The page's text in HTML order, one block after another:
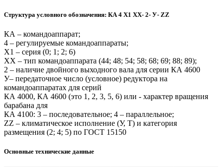
Структура условного обозначения: КА 4 Х1 ХХ- 2- У- ZZ
КА – командоаппарат;
4 – регулируемые командоаппараты;
Х1 – серия (0; 1; 2; 6)
ХХ – тип командоаппарата (44; 48; 54; 58; 68; 69; 88; 89);
2 – наличие двойного выходного вала для серии КА 4600
У– передаточное число (условное) редуктора на
командоаппаратах для серий
КА 4000, КА 4600 (это 1, 2, 3, 5, 6) или - характер вращения
барабана для
КА 4100: 3 – последовательное; 4 – параллельное;
ZZ – климатическое исполнение (У, Т) и категория
размещения (2; 4; 5) по ГОСТ 15150
Основные технические данные